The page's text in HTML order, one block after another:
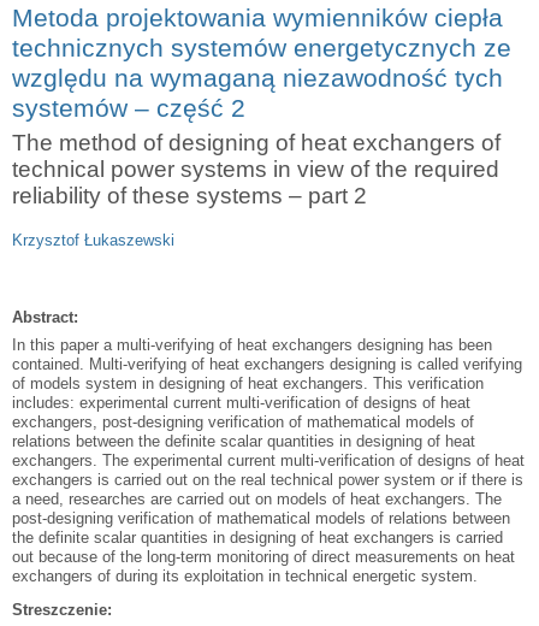
Metoda projektowania wymienników ciepła
technicznych systemów energetycznych ze
względu na wymaganą niezawodność tych
systemów – część 2
The method of designing of heat exchangers of
technical power systems in view of the required
reliability of these systems – part 2
Krzysztof Łukaszewski
Abstract:
In this paper a multi-verifying of heat exchangers designing has been
contained. Multi-verifying of heat exchangers designing is called verifying
of models system in designing of heat exchangers. This verification
includes: experimental current multi-verification of designs of heat
exchangers, post-designing verification of mathematical models of
relations between the definite scalar quantities in designing of heat
exchangers. The experimental current multi-verification of designs of heat
exchangers is carried out on the real technical power system or if there is
a need, researches are carried out on models of heat exchangers. The
post-designing verification of mathematical models of relations between
the definite scalar quantities in designing of heat exchangers is carried
out because of the long-term monitoring of direct measurements on heat
exchangers of during its exploitation in technical energetic system.
Streszczenie: